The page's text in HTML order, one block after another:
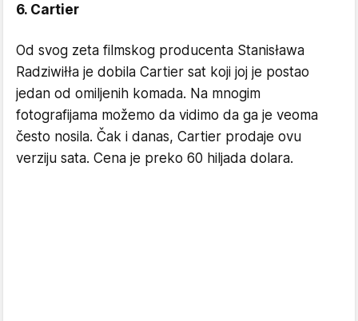
6. Cartier
Od svog zeta filmskog producenta Stanisława
Radziwiłła je dobila Cartier sat koji joj je postao
jedan od omiljenih komada. Na mnogim
fotografijama možemo da vidimo da ga je veoma
često nosila. Čak i danas, Cartier prodaje ovu
verziju sata. Cena je preko 60 hiljada dolara.